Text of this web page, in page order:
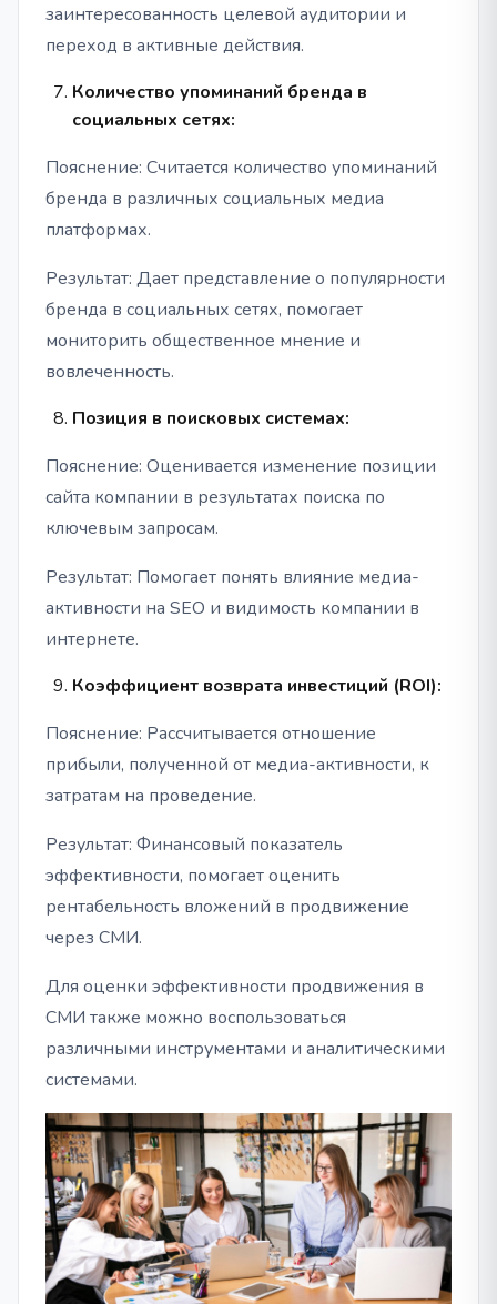
заинтересованность целевой аудитории и
переход в активные действия.
Количество упоминаний бренда в
социальных сетях:
Пояснение: Считается количество упоминаний
бренда в различных социальных медиа
платформах.
Результат: Дает представление о популярности
бренда в социальных сетях, помогает
мониторить общественное мнение и
вовлеченность.
Позиция в поисковых системах:
Пояснение: Оценивается изменение позиции
сайта компании в результатах поиска по
ключевым запросам.
Результат: Помогает понять влияние медиа-
активности на SEO и видимость компании в
интернете.
Коэффициент возврата инвестиций (ROI):
Пояснение: Рассчитывается отношение
прибыли, полученной от медиа-активности, к
затратам на проведение.
Результат: Финансовый показатель
эффективности, помогает оценить
рентабельность вложений в продвижение
через СМИ.
Для оценки эффективности продвижения в
СМИ также можно воспользоваться
различными инструментами и аналитическими
системами.